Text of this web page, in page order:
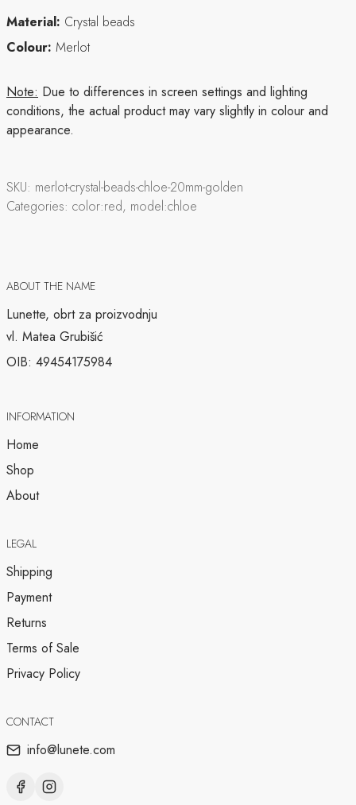
Material: Crystal beads
Colour: Merlot
Note: Due to differences in screen settings and lighting
conditions, the actual product may vary slightly in colour and
appearance.
SKU: merlot-crystal-beads-chloe-20mm-golden
Categories: color:red, model:chloe
ABOUT THE NAME
Lunette, obrt za proizvodnju
vl. Matea Grubišić
OIB: 49454175984
INFORMATION
Home
Shop
About
LEGAL
Shipping
Payment
Returns
Terms of Sale
Privacy Policy
CONTACT
info@lunete.com